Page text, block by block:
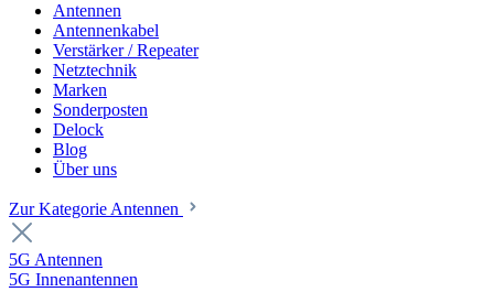
Antennen
Antennenkabel
Verstärker / Repeater
Netztechnik
Marken
Sonderposten
Delock
Blog
Über uns
Zur Kategorie Antennen
5G Antennen
5G Innenantennen